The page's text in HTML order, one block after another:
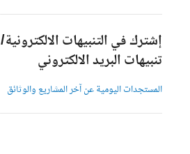
إشترك في التنبيهات الالكترونية/
تنبيهات البريد الالكتروني
المستجدات اليومية عن آخر المشاريع والوثائق